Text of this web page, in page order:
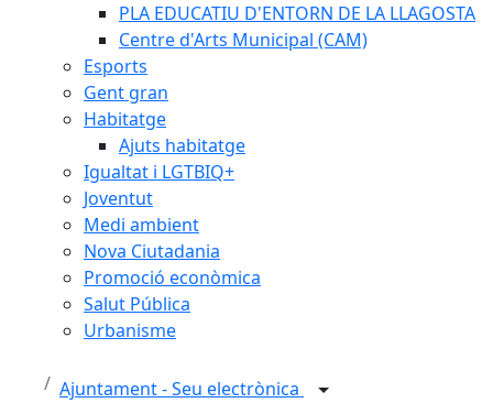
PLA EDUCATIU D'ENTORN DE LA LLAGOSTA
Centre d'Arts Municipal (CAM)
Esports
Gent gran
Habitatge
Ajuts habitatge
Igualtat i LGTBIQ+
Joventut
Medi ambient
Nova Ciutadania
Promoció econòmica
Salut Pública
Urbanisme
Ajuntament - Seu electrònica